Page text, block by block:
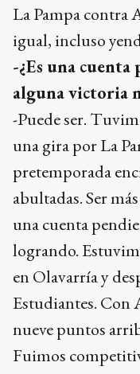
La Pampa contra
igual, incluso
-¿Es una
alguna victoria
-Puede ser.
una gira por La
pretemporada
abultadas. Ser
una cuenta
logrando.
en Olavarría y
Estudiantes. Con
nueve puntos
Fuimos